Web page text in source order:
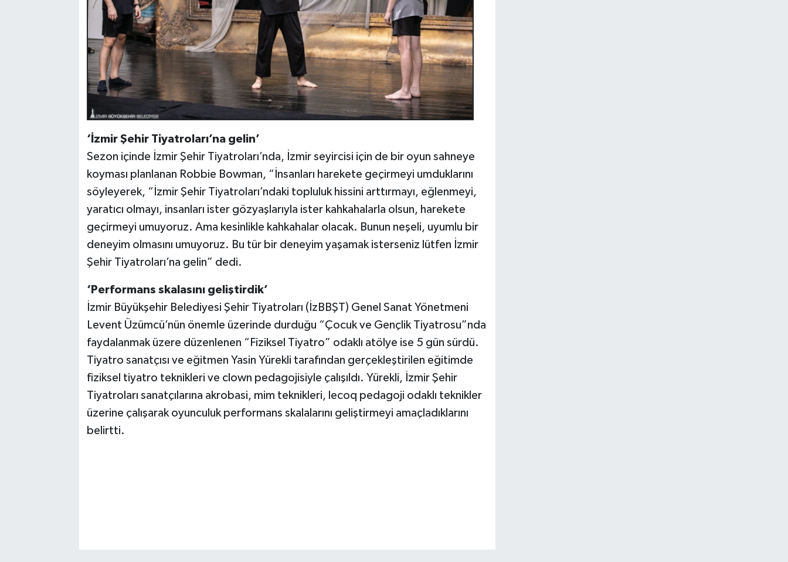
‘İzmir Şehir Tiyatroları’na gelin’
Sezon içinde İzmir Şehir Tiyatroları’nda, İzmir seyircisi için de bir oyun sahneye
koyması planlanan Robbie Bowman, “İnsanları harekete geçirmeyi umduklarını
söyleyerek, “İzmir Şehir Tiyatroları’ndaki topluluk hissini arttırmayı, eğlenmeyi,
yaratıcı olmayı, insanları ister gözyaşlarıyla ister kahkahalarla olsun, harekete
geçirmeyi umuyoruz. Ama kesinlikle kahkahalar olacak. Bunun neşeli, uyumlu bir
deneyim olmasını umuyoruz. Bu tür bir deneyim yaşamak isterseniz lütfen İzmir
Şehir Tiyatroları’na gelin” dedi.
‘Performans skalasını geliştirdik’
İzmir Büyükşehir Belediyesi Şehir Tiyatroları (İzBBŞT) Genel Sanat Yönetmeni
Levent Üzümcü’nün önemle üzerinde durduğu “Çocuk ve Gençlik Tiyatrosu”nda
faydalanmak üzere düzenlenen “Fiziksel Tiyatro” odaklı atölye ise 5 gün sürdü.
Tiyatro sanatçısı ve eğitmen Yasin Yürekli tarafından gerçekleştirilen eğitimde
fiziksel tiyatro teknikleri ve clown pedagojisiyle çalışıldı. Yürekli, İzmir Şehir
Tiyatroları sanatçılarına akrobasi, mim teknikleri, lecoq pedagoji odaklı teknikler
üzerine çalışarak oyunculuk performans skalalarını geliştirmeyi amaçladıklarını
belirtti.